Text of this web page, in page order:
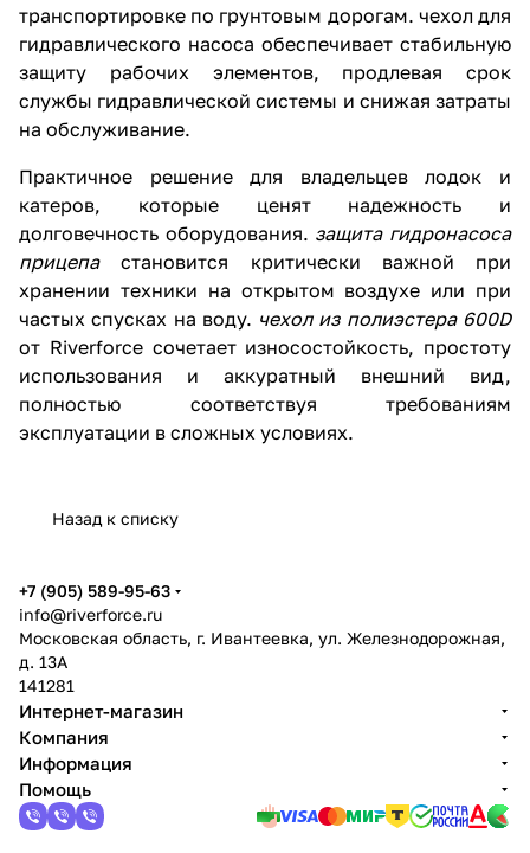
транспортировке по грунтовым дорогам. чехол для
гидравлического насоса обеспечивает стабильную
защиту рабочих элементов, продлевая срок
службы гидравлической системы и снижая затраты
на обслуживание.
Практичное решение для владельцев лодок и
катеров, которые ценят надежность и
долговечность оборудования. защита гидронасоса
прицепастановится критически важной при
хранении техники на открытом воздухе или при
частых спусках на воду. чехол из полиэстера 600D
от Riverforce сочетает износостойкость, простоту
использования и аккуратный внешний вид,
полностью соответствуя требованиям
эксплуатации в сложных условиях.
Назад к списку
+7 (905) 589-95-63
info@riverforce.ru
Московская область, г. Ивантеевка, ул. Железнодорожная,
д. 13А
141281
Интернет-магазин
Компания
Информация
Помощь